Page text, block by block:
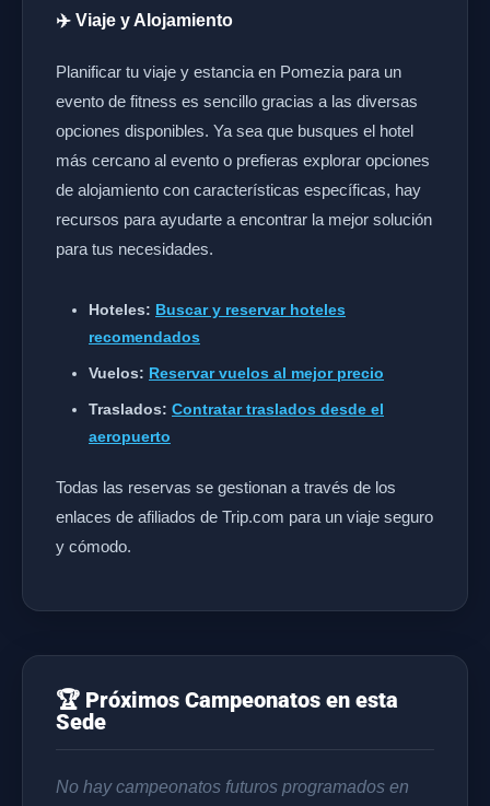
✈️ Viaje y Alojamiento
Planificar tu viaje y estancia en Pomezia para un
evento de fitness es sencillo gracias a las diversas
opciones disponibles. Ya sea que busques el hotel
más cercano al evento o prefieras explorar opciones
de alojamiento con características específicas, hay
recursos para ayudarte a encontrar la mejor solución
para tus necesidades.
Hoteles: Buscar y reservar hoteles
recomendados
Vuelos: Reservar vuelos al mejor precio
Traslados: Contratar traslados desde el
aeropuerto
Todas las reservas se gestionan a través de los
enlaces de afiliados de Trip.com para un viaje seguro
y cómodo.
🏆 Próximos Campeonatos en esta
Sede
No hay campeonatos futuros programados en